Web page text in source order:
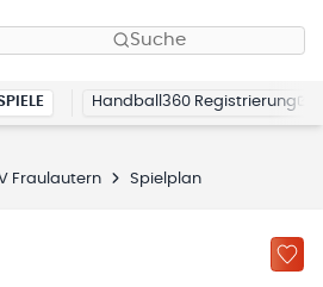
Suche
Handball360 Registrierung
Fraulautern Spielplan